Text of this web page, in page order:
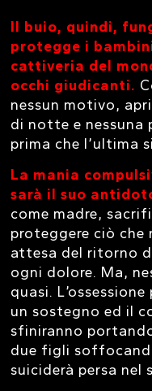
Il buio, quindi,
protegge i
cattiveria del
occhi giudicanti.
nessun motivo,
di notte e nessuna
prima che l’ultima
La mania
sarà il suo
come madre,
proteggere ciò che
attesa del ritorno
ogni dolore. Ma,
quasi.
un sostegno ed il
sfiniranno
due figli
suiciderà persa nel